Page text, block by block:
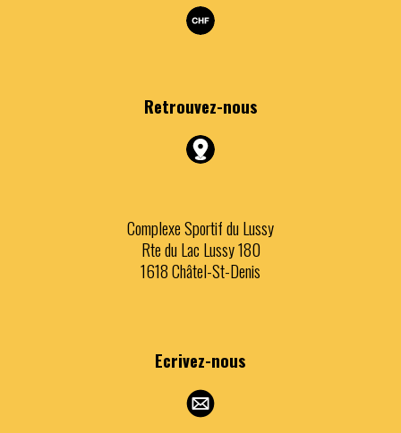
Retrouvez-nous
Complexe Sportif du Lussy
Rte du Lac Lussy 180
1618 Châtel-St-Denis
Ecrivez-nous